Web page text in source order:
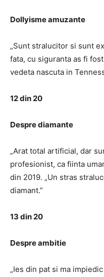
Dollyisme amuzante
„Sunt stralucitor si sunt
fata, cu siguranta as fi
vedeta nascuta in
12 din 20
Desprediamante
„Arat total artificial, dar
profesionist, ca fiinta
din 2019. „Un stras
diamant.”
13 din 20
Despre ambitie
„Ies din pat si ma